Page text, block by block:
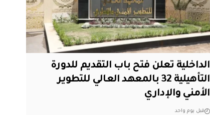
الداخلية تعلن فتح باب التقديم للدورة
التأهيلية 32 بالمعهد العالي للتطوير
الأمني والإداري
قبل يوم واحد